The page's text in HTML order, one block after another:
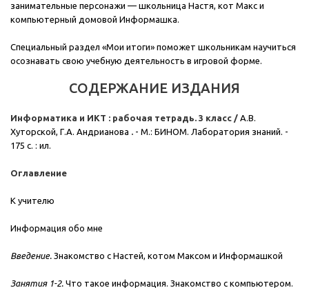
занимательные персонажи — школьница Настя, кот Макс и
компьютерный домовой Информашка.
Специальный раздел «Мои итоги» поможет школьникам научиться
осознавать свою учебную деятельность в игровой форме.
СОДЕРЖАНИЕ ИЗДАНИЯ
Информатика и ИКТ : рабочая тетрадь. 3 класс / А.В.
Хуторской, Г.А. Андрианова . - М.: БИНОМ. Лаборатория знаний. -
175 с. : ил.
Оглавление
К учителю
Информация обо мне
Введение. Знакомство с Настей, котом Максом и Информашкой
Занятия 1-2. Что такое информация. Знакомство с компьютером.